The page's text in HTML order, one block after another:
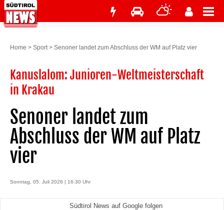
Home > Sport> Senoner landet zum Abschluss der WM auf Platz vier
Kanuslalom: Junioren-Weltmeisterschaft
in Krakau
Senoner landet zum
Abschluss der WM auf Platz
vier
Sonntag, 05. Juli 2026 | 16:30 Uhr
Südtirol News auf Google folgen